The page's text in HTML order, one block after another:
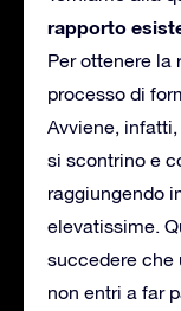
rapporto
Per ottenere la
processo di
Avviene,
si scontrino e
raggiungendo
elevatissime.
succedere che
non entri a far